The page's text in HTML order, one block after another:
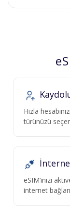
Hızla
türünüzü
eSIM’inizi
internet